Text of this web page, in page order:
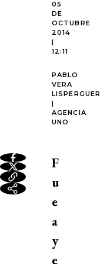
05
DE
OCTUBRE
2014
|
12:11
PABLO
VERA
LISPERGUER
|
AGENCIA
UNO
F
u
e
a
y
e